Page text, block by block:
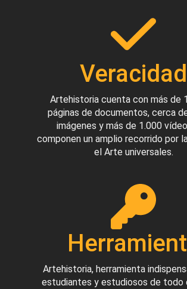
Veracidad
Artehistoria cuenta con más de
páginas de documentos, cerca
imágenes y más de 1.000
componen un amplio recorrido por
el Arte universales.
Artehistoria, herramienta
estudiantes y estudiosos de todo